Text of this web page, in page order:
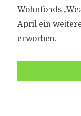
Wohnfonds
April ein
erworben.